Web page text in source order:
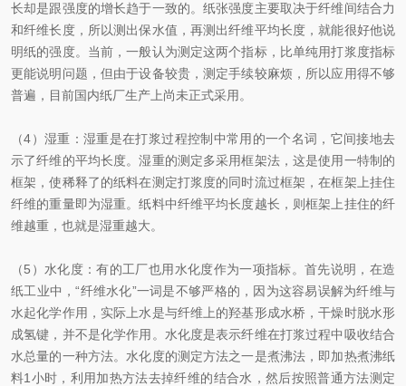
长却是跟强度的增长趋于一致的。纸张强度主要取决于纤维间结合力
和纤维长度，所以测出保水值，再测出纤维平均长度，就能很好他说
明纸的强度。当前，一般认为测定这两个指标，比单纯用打浆度指标
更能说明问题，但由于设备较贵，测定手续较麻烦，所以应用得不够
普遍，目前国内纸厂生产上尚未正式采用。
（4）湿重 ：湿重是在打浆过程控制中常用的一个名词，它间接地去
示了纤维的平均长度。湿重的测定多采用框架法，这是使用一特制的
框架，使稀释了的纸料在测定打浆度的同时流过框架，在框架上挂住
纤维的重量即为湿重。纸料中纤维平均长度越长，则框架上挂住的纤
维越重，也就是湿重越大。
（5 ） 水化度 ：有的工厂也用水化度作为一项指标。首先说明，在造
纸工业中，“纤维水化”一词是不够严格的，因为这容易误解为纤维与
水起化学作用，实际上水是与纤维上的羟基形成水桥，干燥时脱水形
成氢键，并不是化学作用。水化度是表示纤维在打浆过程中吸收结合
水总量的一种方法。水化度的测定方法之一是煮沸法，即加热煮沸纸
料1 小时，利用加热方法去掉纤维的结合水，然后按照普通方法测定